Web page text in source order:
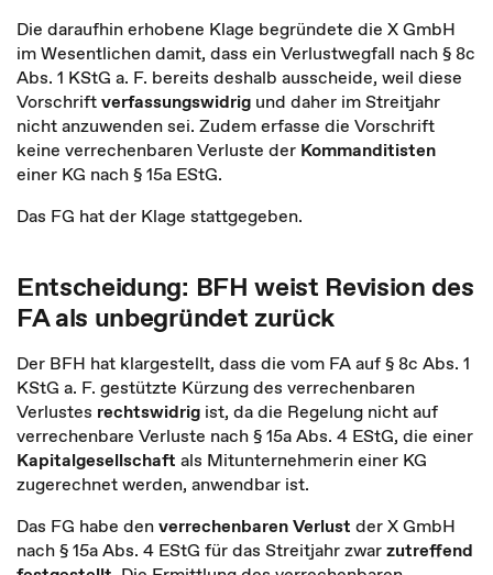
Die daraufhin erhobene Klage begründete die X GmbH
im Wesentlichen damit, dass ein Verlustwegfall nach § 8c
Abs. 1 KStG a. F. bereits deshalb ausscheide, weil diese
Vorschriftverfassungswidrig und daher im Streitjahr
nicht anzuwenden sei. Zudem erfasse die Vorschrift
keine verrechenbaren Verluste der Kommanditisten
einer KG nach § 15a EStG.
Das FG hat der Klage stattgegeben.
Entscheidung: BFH weist Revision des
FA als unbegründet zurück
Der BFH hat klargestellt, dass die vom FA auf § 8c Abs. 1
KStG a. F. gestützte Kürzung des verrechenbaren
Verlustes rechtswidrig ist, da die Regelung nicht auf
verrechenbare Verluste nach § 15a Abs. 4 EStG, die einer
Kapitalgesellschaft als Mitunternehmerin einer KG
zugerechnet werden, anwendbar ist.
Das FG habe denverrechenbaren Verlust der X GmbH
nach § 15a Abs. 4 EStG für das Streitjahr zwarzutreffend